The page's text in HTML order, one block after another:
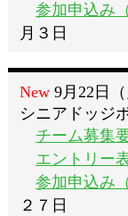
参加申込み
月３日
New 9月22日
シニアドッジ
チーム募集
エントリー
参加申込み
２７日